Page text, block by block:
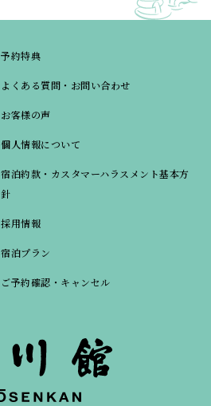
予約特典
よくある質問・お問い合わせ
お客様の声
個人情報について
宿泊約款・カスタマーハラスメント基本方
針
採用情報
宿泊プラン
ご予約確認・キャンセル